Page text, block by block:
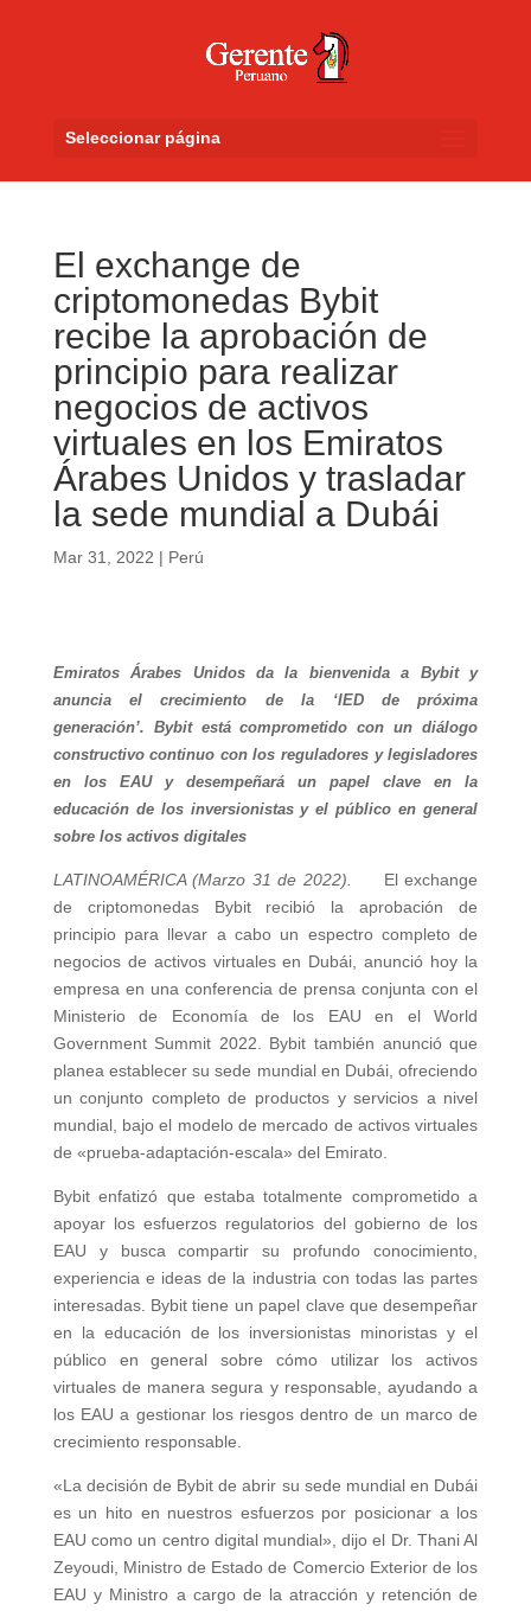
Seleccionar página
El exchange de
criptomonedas Bybit
recibe la aprobación de
principio para realizar
negocios de activos
virtuales en los Emiratos
Árabes Unidos y trasladar
la sede mundial a Dubái
Mar 31, 2022 | Perú
Emiratos Árabes Unidos da la bienvenida a Bybit y
anuncia el crecimiento de la ‘IED de próxima
generación’. Bybit está comprometido con un diálogo
constructivo continuo con los reguladores y legisladores
en los EAU y desempeñará un papel clave en la
educación de los inversionistas y el público en general
sobre los activos digitales
LATINOAMÉRICA (Marzo 31 de 2022). El exchange
de criptomonedas Bybit recibió la aprobación de
principio para llevar a cabo un espectro completo de
negocios de activos virtuales en Dubái, anunció hoy la
empresa en una conferencia de prensa conjunta con el
Ministerio de Economía de los EAU en el World
Government Summit 2022. Bybit también anunció que
planea establecer su sede mundial en Dubái, ofreciendo
un conjunto completo de productos y servicios a nivel
mundial, bajo el modelo de mercado de activos virtuales
de «prueba-adaptación-escala» del Emirato.
Bybit enfatizó que estaba totalmente comprometido a
apoyar los esfuerzos regulatorios del gobierno de los
EAU y busca compartir su profundo conocimiento,
experiencia e ideas de la industria con todas las partes
interesadas. Bybit tiene un papel clave que desempeñar
en la educación de los inversionistas minoristas y el
público en general sobre cómo utilizar los activos
virtuales de manera segura y responsable, ayudando a
los EAU a gestionar los riesgos dentro de un marco de
crecimiento responsable.
«La decisión de Bybit de abrir su sede mundial en Dubái
es un hito en nuestros esfuerzos por posicionar a los
EAU como un centro digital mundial», dijo el Dr. Thani Al
Zeyoudi, Ministro de Estado de Comercio Exterior de los
EAU y Ministro a cargo de la atracción y retención de